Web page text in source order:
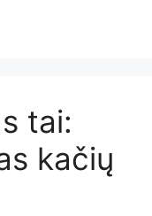
tai:
kačių